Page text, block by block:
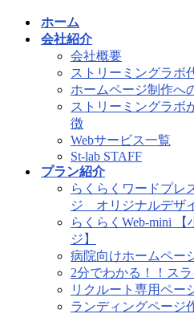
ホーム
会社紹介
会社概要
ストリーミングラボ
ホームページ制作へ
ストリーミングラボ
徴
Webサービス一覧
St-lab STAFF
プラン紹介
らくらくワードプレ
ジ オリジナルデザ
らくらくWeb-mini
ジ】
病院向けホームペー
2分でわかる！！ス
リクルート専用ペー
ランディングページ